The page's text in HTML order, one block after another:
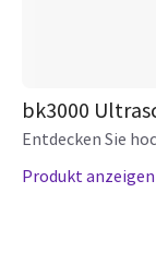
bk3000
Entdecken Sie
Produkt anzeigen